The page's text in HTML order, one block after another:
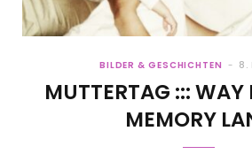
BILDER & GESCHICHTEN 8.
MUTTERTAG :::
MEMORY